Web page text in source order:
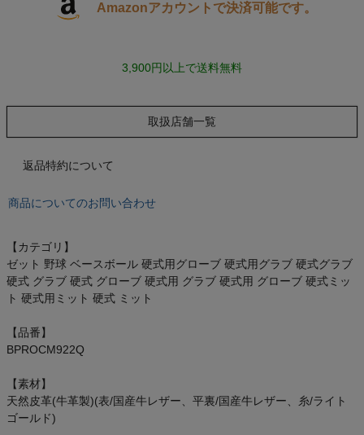
もっと見る
インフィット INFIT
サックス SAXX
オン On
スポーツマリオTOP
ベースボールマリオ（野球商品）
Amazonアカウントで決済可能です。
3,900円以上で送料無料
取扱店舗一覧
返品特約について
商品についてのお問い合わせ
【カテゴリ】
ゼット 野球 ベースボール 硬式用グローブ 硬式用グラブ 硬式グラブ
硬式 グラブ 硬式 グローブ 硬式用 グラブ 硬式用 グローブ 硬式ミッ
ト 硬式用ミット 硬式 ミット
【品番】
BPROCM922Q
【素材】
天然皮革(牛革製)(表/国産牛レザー、平裏/国産牛レザー、糸/ライト
ゴールド)